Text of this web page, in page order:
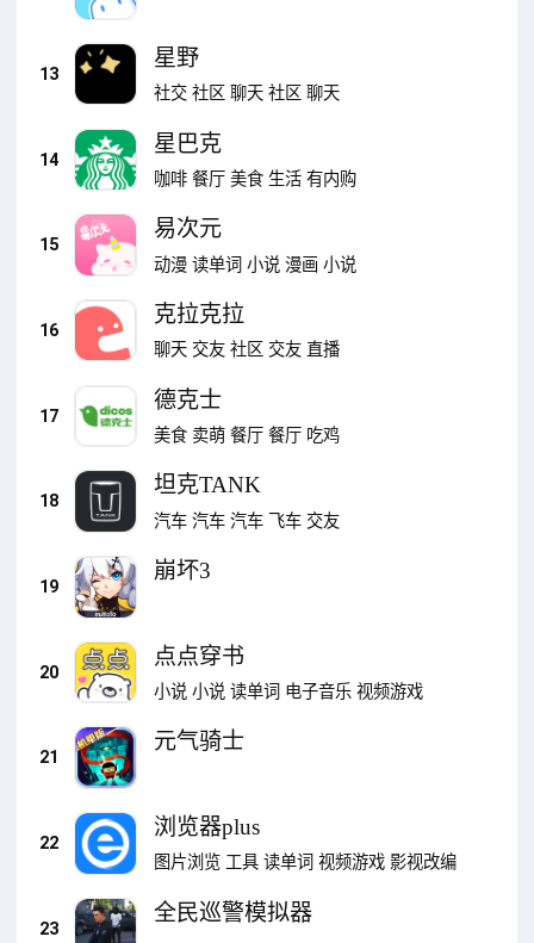
13
星野
社交 社区 聊天 社区 聊天
14
星巴克
咖啡 餐厅 美食 生活 有内购
15
易次元
动漫 读单词 小说 漫画 小说
16
克拉克拉
聊天 交友 社区 交友 直播
17
德克士
美食 卖萌 餐厅 餐厅 吃鸡
18
坦克TANK
汽车 汽车 汽车 飞车 交友
19
崩坏3
20
点点穿书
小说 小说 读单词 电子音乐 视频游戏
21
元气骑士
22
浏览器plus
图片浏览 工具 读单词 视频游戏 影视改编
23
全民巡警模拟器